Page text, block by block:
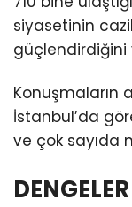
siyasetinin
güçlendirdiğini
Konuşmaların
İstanbul’da
ve çok sayıda